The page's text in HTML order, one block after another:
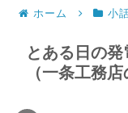
ホーム 小
とある日の発
（一条工務